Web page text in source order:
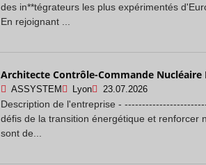
des in**tégrateurs les plus expérimentés
En rejoignant ...
Architecte Contrôle-Commande Nucléaire
ASSYSTEM Lyon 23.07.2026
Description de l'entreprise -
défis de la transition énergétique et renforcer
sont de...